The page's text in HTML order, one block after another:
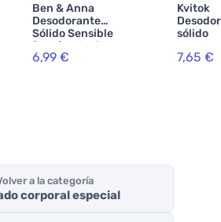
Ben & Anna
Desodorante
Sólido Sensible
(40 g) - Limón y
Lima - sin
6,99 €
Kvitok
sólido
hierbas
7,65 €
a la categoría
corporal especial